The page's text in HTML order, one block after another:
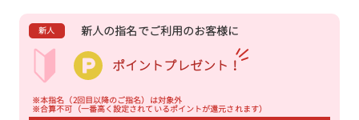
新人 新人の指名でご利用のお客様に
ポイントプレゼント！
※本指名（2回目以降のご指名）は対象外
※合算不可（一番高く設定されているポイントが還元されます）